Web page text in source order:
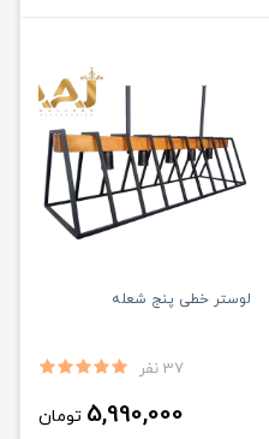
لوستر خطی پنج شعله
37 نفر
5,990,000 تومان